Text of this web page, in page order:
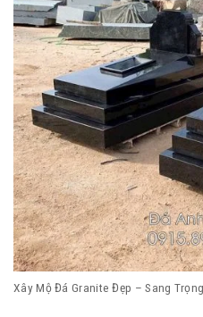
Xây Mộ Đá Granite Đẹp – Sang